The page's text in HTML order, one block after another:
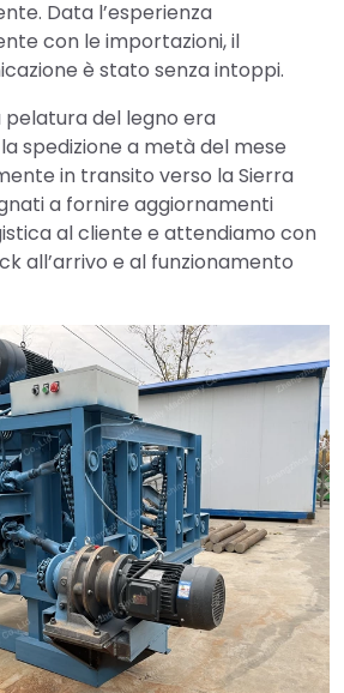
Data l’esperienza
con le importazioni, il
è stato senza intoppi.
pelatura del legno era
spedizione a metà del mese
in transito verso la Sierra
a fornire aggiornamenti
al cliente e attendiamo con
all’arrivo e al funzionamento